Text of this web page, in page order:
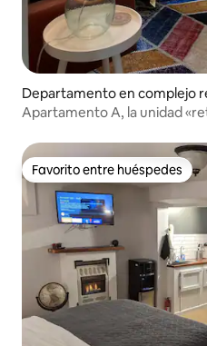
Departamento en complejo
mira
Apartamento A, la unidad
Favorito entre huéspedes
Favorito entre huéspedes